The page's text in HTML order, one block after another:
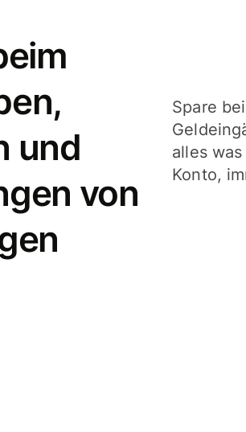
und
von
Spare
alles
Konto,